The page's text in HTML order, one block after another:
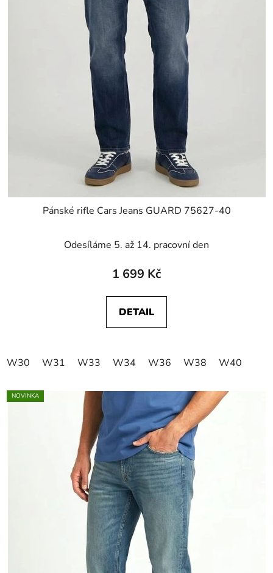
Pánské rifle Cars Jeans GUARD 75627-40
Odesíláme 5. až 14. pracovní den
1 699 Kč
DETAIL
W30 W31 W33 W34 W36 W38 W40
NOVINKA